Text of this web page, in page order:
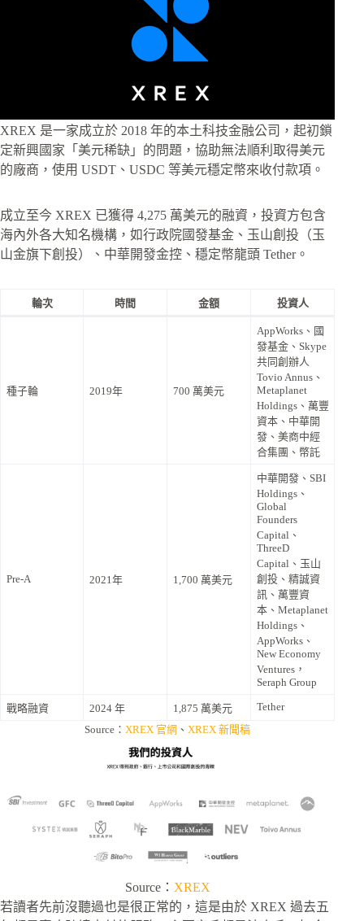
XREX 是一家成立於 2018 年的本土科技金融公司，起初鎖
定新興國家「美元稀缺」的問題，協助無法順利取得美元
的廠商，使用 USDT、USDC 等美元穩定幣來收付款項。
成立至今 XREX 已獲得 4,275 萬美元的融資，投資方包含
海內外各大知名機構，如行政院國發基金、玉山創投（玉
山金旗下創投）、中華開發金控、穩定幣龍頭 Tether。
輪次 時間 金額 投資人
種子輪 2019年 700 萬美元
AppWorks、國
發基金、Skype
共同創辦人
Tovio Annus、
Metaplanet
Holdings、萬豐
資本、中華開
發、美商中經
合集團、幣託
Pre-A 2021年 1,700 萬美元
中華開發、SBI
Holdings、
Global
Founders
Capital、
ThreeD
Capital、玉山
創投、精誠資
訊、萬豐資
本、Metaplanet
Holdings、
AppWorks、
New Economy
Ventures，
Seraph Group
戰略融資 2024 年 1,875 萬美元
Tether
Source：XREX 官網 、XREX 新聞稿
Source： XREX
若讀者先前沒聽過也是很正常的，這是由於 XREX 過去五